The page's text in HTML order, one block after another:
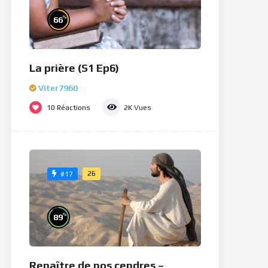
66%
La prière (S1 Ep6)
Viter7960
10 Réactions 2K Vues
#17 26
89%
Renaître de nos cendres –